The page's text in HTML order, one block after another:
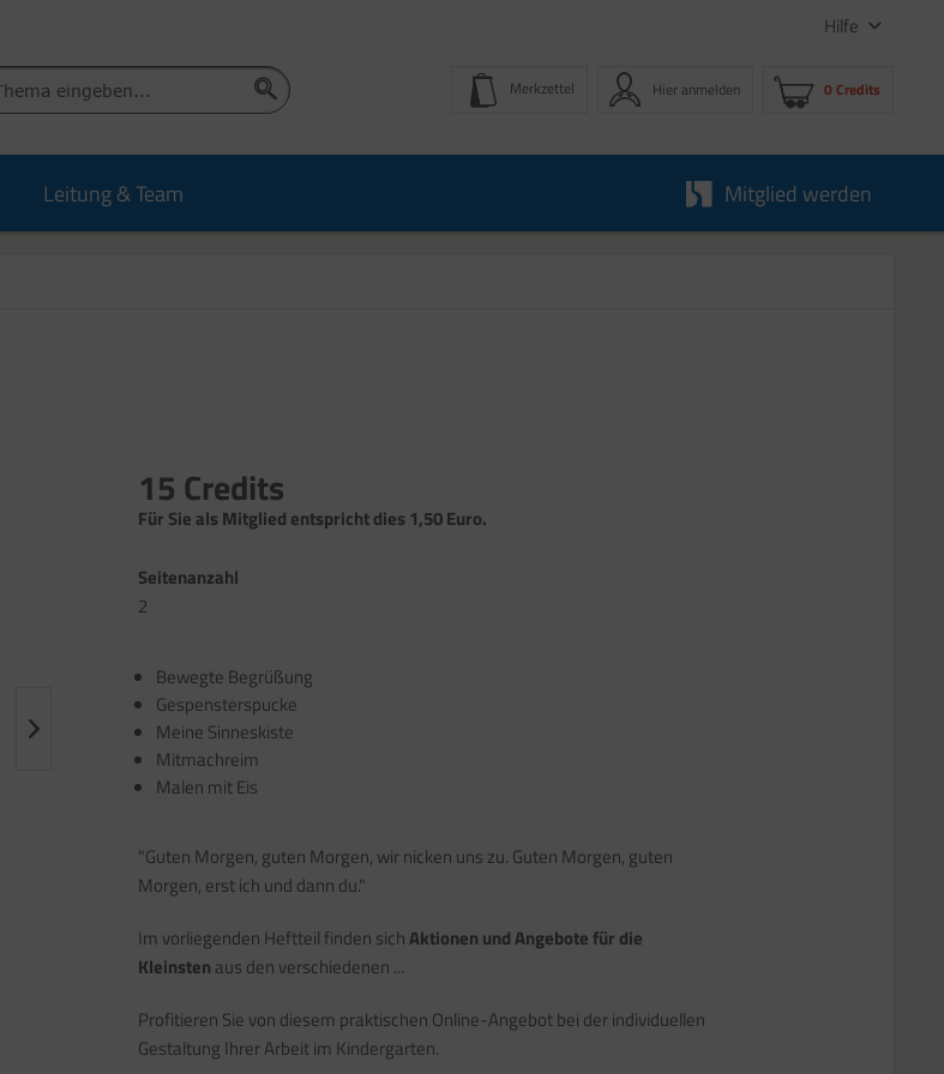
Hilfe
Merkzettel Hier anmelden 0 Credits
Leitung & Team Mitglied werden
15 Credits
Für Sie als Mitglied entspricht dies 1,50 Euro.
Seitenanzahl
2
Bewegte Begrüßung
Gespensterspucke
Meine Sinneskiste
Mitmachreim
Malen mit Eis
"Guten Morgen, guten Morgen, wir nicken uns zu. Guten Morgen, guten
Morgen, erst ich und dann du."
Im vorliegenden Heftteil finden sichAktionen und Angebote für die
Kleinsten aus den verschiedenen ...
Profitieren Sie von diesem praktischen Online-Angebot bei der individuellen
Gestaltung Ihrer Arbeit im Kindergarten.